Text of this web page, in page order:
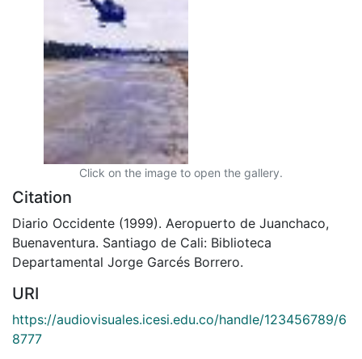
Click on the image to open the gallery.
Citation
Diario Occidente (1999). Aeropuerto de Juanchaco,
Buenaventura. Santiago de Cali: Biblioteca
Departamental Jorge Garcés Borrero.
URI
https://audiovisuales.icesi.edu.co/handle/123456789/6
8777